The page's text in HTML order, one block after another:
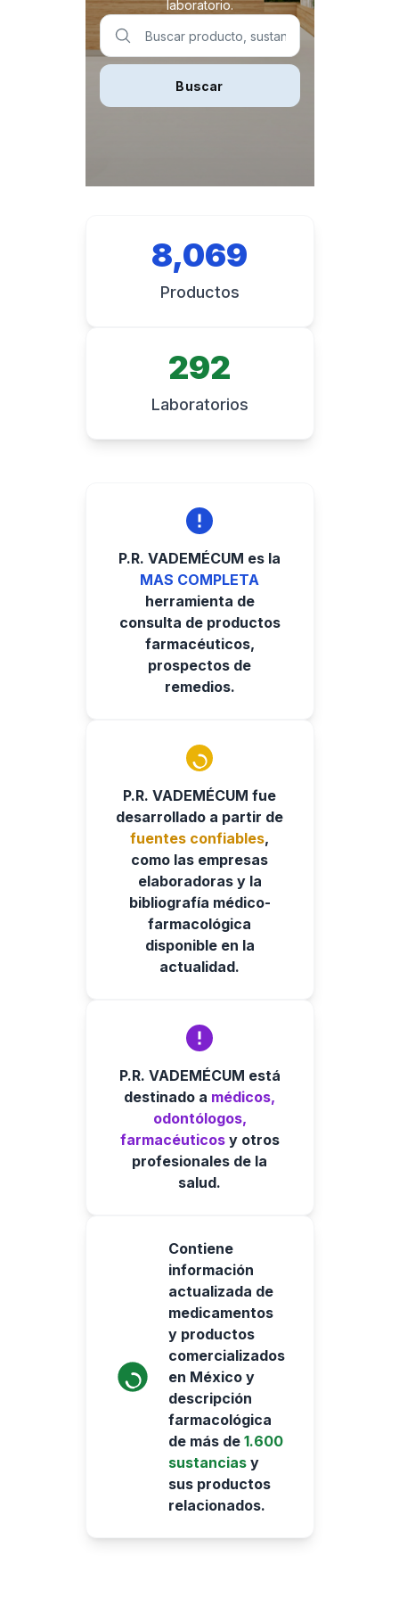
laboratorio.
Buscar
8,069
Productos
292
Laboratorios
P.R. VADEMÉCUM es la
MAS COMPLETA
herramienta de
consulta de productos
farmacéuticos,
prospectos de
remedios.
P.R. VADEMÉCUM fue
desarrollado a partir de
fuentes confiables,
como las empresas
elaboradoras y la
bibliografía médico-
farmacológica
disponible en la
actualidad.
P.R. VADEMÉCUM está
destinado a médicos,
odontólogos,
farmacéuticosy otros
profesionales de la
salud.
Contiene
información
actualizada de
medicamentos
y productos
comercializados
en México y
descripción
farmacológica
de más de 1.600
sustanciasy
sus productos
relacionados.